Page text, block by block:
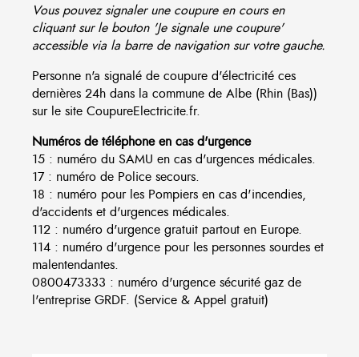
Vous pouvez signaler une coupure en cours en
cliquant sur le bouton 'Je signale une coupure'
accessible via la barre de navigation sur votre gauche.
Personne n'a signalé de coupure d'électricité ces
dernières 24h dans la commune de Albe (Rhin (Bas))
sur le site CoupureElectricite.fr.
Numéros de téléphone en cas d'urgence
15 : numéro du SAMU en cas d'urgences médicales.
17 : numéro de Police secours.
18 : numéro pour les Pompiers en cas d'incendies,
d'accidents et d'urgences médicales.
112 : numéro d'urgence gratuit partout en Europe.
114 : numéro d'urgence pour les personnes sourdes et
malentendantes.
0800473333 : numéro d'urgence sécurité gaz de
l'entreprise GRDF. (Service & Appel gratuit)